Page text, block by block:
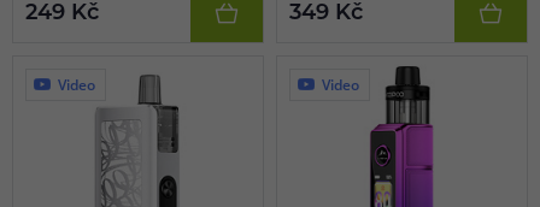
výjimečnou chuť a životnost. Ideální pro MTL a RDL
uživatele hledající spolehlivé každodenní zařízení.
Baterie: 1500 mAh
Objem: 3 ml
Výkon: 5 - 30 W
249 Kč 349 Kč
Video Video